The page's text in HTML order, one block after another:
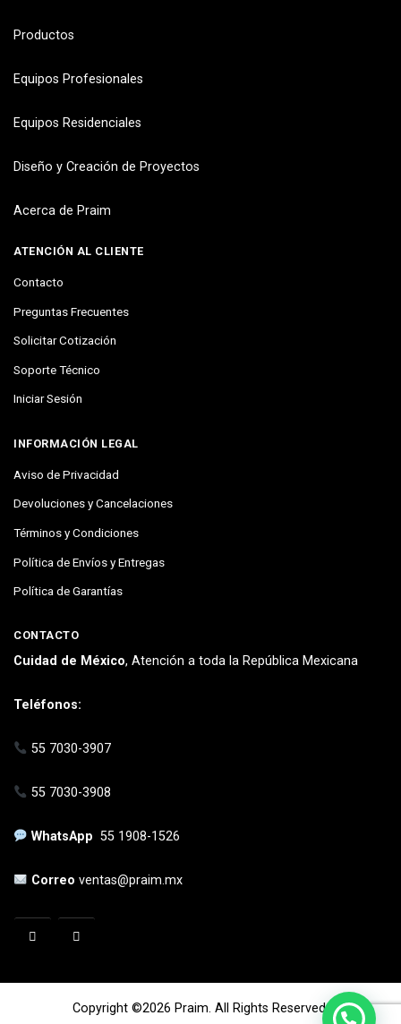
Productos
Equipos Profesionales
Equipos Residenciales
Diseño y Creación de Proyectos
Acerca de Praim
ATENCIÓN AL CLIENTE
Contacto
Preguntas Frecuentes
Solicitar Cotización
Soporte Técnico
Iniciar Sesión
INFORMACIÓN LEGAL
Aviso de Privacidad
Devoluciones y Cancelaciones
Términos y Condiciones
Política de Envíos y Entregas
Política de Garantías
CONTACTO
Cuidad de México, Atención a toda la República Mexicana
Teléfonos:
55 7030-3907
55 7030-3908
WhatsApp55 1908-1526
Correoventas@praim.mx
Copyright ©2026 Praim. All Rights Reserved.